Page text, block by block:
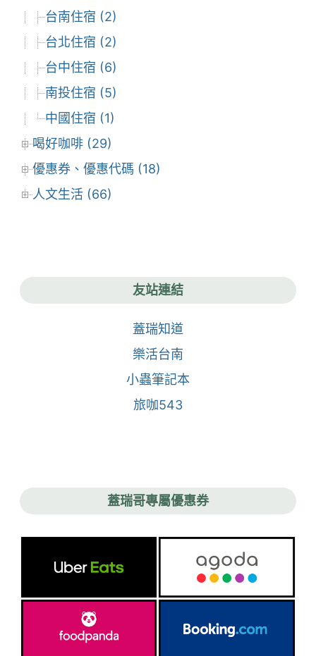
台南住宿 (2)
台北住宿 (2)
台中住宿 (6)
南投住宿 (5)
中國住宿 (1)
喝好咖啡 (29)
優惠券、優惠代碼 (18)
人文生活 (66)
友站連結
蓋瑞知道
樂活台南
小蟲筆記本
旅咖543
蓋瑞哥專屬優惠券